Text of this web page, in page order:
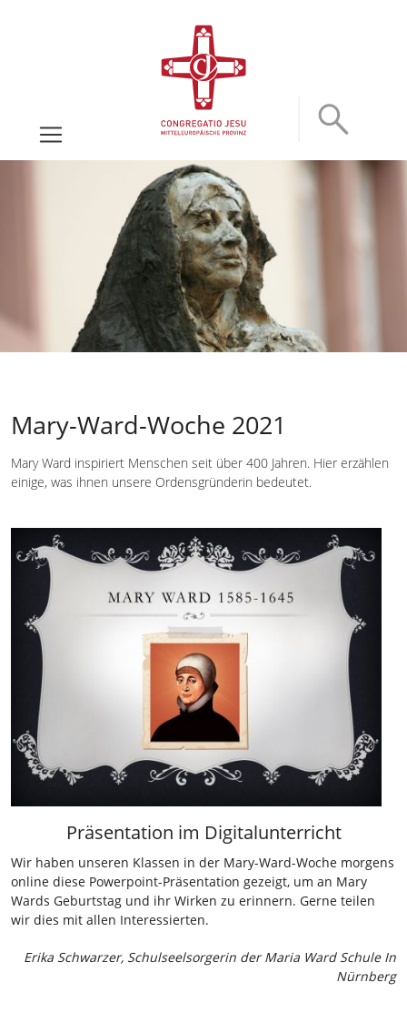
Mary-Ward-Woche 2021
Mary Ward inspiriert Menschen seit über 400 Jahren. Hier erzählen
einige, was ihnen unsere Ordensgründerin bedeutet.
Präsentation im Digitalunterricht
Wir haben unseren Klassen in der Mary-Ward-Woche morgens
online diese Powerpoint-Präsentation gezeigt, um an Mary
Wards Geburtstag und ihr Wirken zu erinnern. Gerne teilen
wir dies mit allen Interessierten.
Erika Schwarzer, Schulseelsorgerin der Maria Ward Schule In
Nürnberg